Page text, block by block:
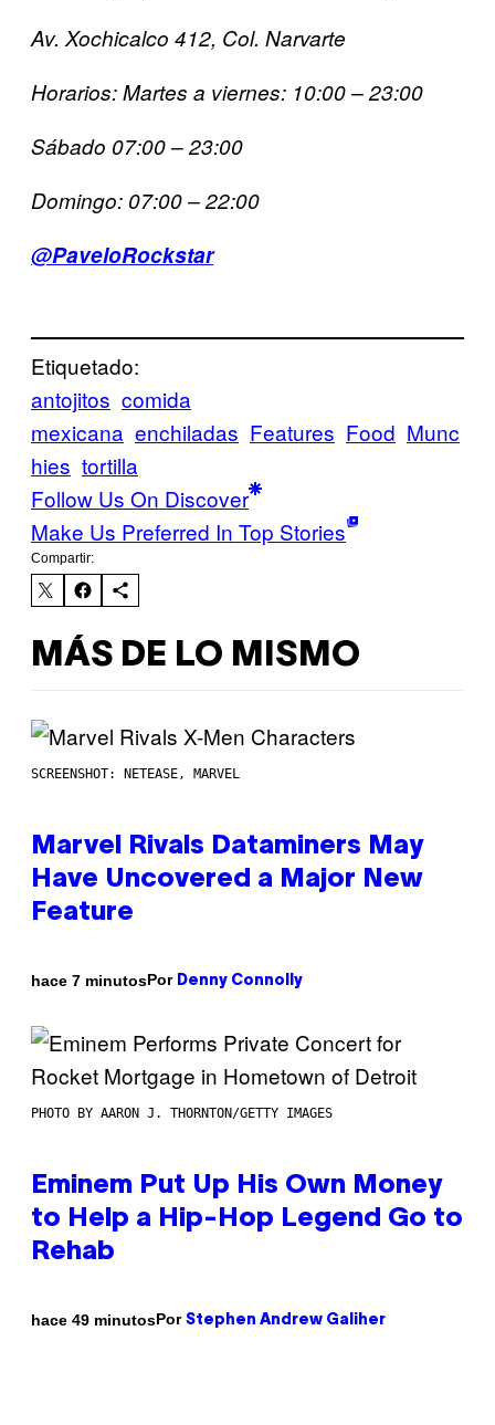
Av. Xochicalco 412, Col. Narvarte
Horarios: Martes a viernes: 10:00 – 23:00
Sábado 07:00 – 23:00
Domingo: 07:00 – 22:00
@PaveloRockstar
Etiquetado:
antojitos comida
mexicana enchiladas Features Food Munc
hies tortilla
Follow Us On Discover
Make Us Preferred In Top Stories
Compartir:
MÁS DE LO MISMO
SCREENSHOT: NETEASE, MARVEL
Marvel Rivals Dataminers May
Have Uncovered a Major New
Feature
hace 7 minutosPor Denny Connolly
PHOTO BY AARON J. THORNTON/GETTY IMAGES
Eminem Put Up His Own Money
to Help a Hip-Hop Legend Go to
Rehab
hace 49 minutosPor Stephen Andrew Galiher